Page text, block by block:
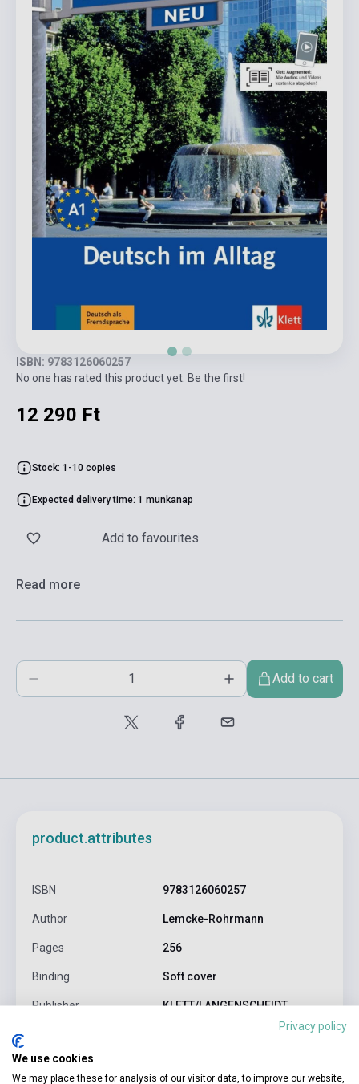
ISBN: 9783126060257
No one has rated this product yet. Be the first!
12 290 Ft
Stock: 1-10 copies
Expected delivery time: 1 munkanap
Add to favourites
Read more
Add to cart
product.attributes
ISBN 9783126060257
Author Lemcke-Rohrmann
Pages 256
Binding Soft cover
Publisher KLETT/LANGENSCHEIDT
Format
Privacy policy
We use cookies
We may place these for analysis of our visitor data, to improve our website,